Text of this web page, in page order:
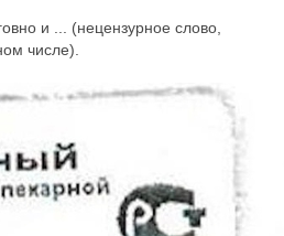
и ... (нецензурное слово,
числе).